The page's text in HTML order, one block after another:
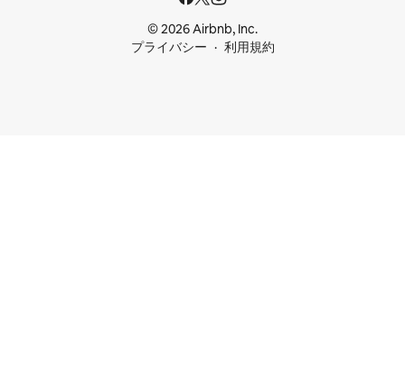
© 2026 Airbnb, Inc.
プライバシー
利用規約